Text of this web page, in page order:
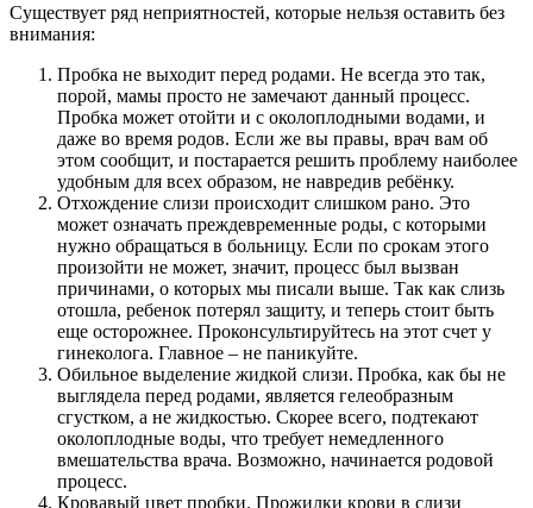
Существует ряд неприятностей, которые нельзя оставить без
внимания:
Пробка не выходит перед родами. Не всегда это так,
порой, мамы просто не замечают данный процесс.
Пробка может отойти и с околоплодными водами, и
даже во время родов. Если же вы правы, врач вам об
этом сообщит, и постарается решить проблему наиболее
удобным для всех образом, не навредив ребёнку.
Отхождение слизи происходит слишком рано. Это
может означать преждевременные роды, с которыми
нужно обращаться в больницу. Если по срокам этого
произойти не может, значит, процесс был вызван
причинами, о которых мы писали выше. Так как слизь
отошла, ребенок потерял защиту, и теперь стоит быть
еще осторожнее. Проконсультируйтесь на этот счет у
гинеколога. Главное – не паникуйте.
Обильное выделение жидкой слизи. Пробка, как бы не
выглядела перед родами, является гелеобразным
сгустком, а не жидкостью. Скорее всего, подтекают
околоплодные воды, что требует немедленного
вмешательства врача. Возможно, начинается родовой
процесс.
Кровавый цвет пробки. Прожилки крови в слизи